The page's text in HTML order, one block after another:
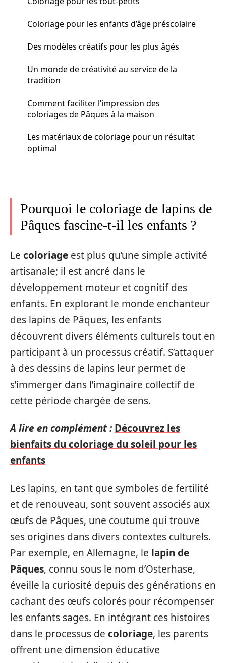
Coloriage pour les enfants d’âge préscolaire
Des modèles créatifs pour les plus âgés
Un monde de créativité au service de la
tradition
Comment faciliter l’impression des
coloriages de Pâques à la maison
Les matériaux de coloriage pour un résultat
optimal
Pourquoi le coloriage de lapins de
Pâques fascine-t-il les enfants ?
Le coloriage est plus qu’une simple activité
artisanale; il est ancré dans le
développement moteur et cognitif des
enfants. En explorant le monde enchanteur
des lapins de Pâques, les enfants
découvrent divers éléments culturels tout en
participant à un processus créatif. S’attaquer
à des dessins de lapins leur permet de
s’immerger dans l’imaginaire collectif de
cette période chargée de sens.
A lire en complément : Découvrez les
bienfaits du coloriage du soleil pour les
enfants
Les lapins, en tant que symboles de fertilité
et de renouveau, sont souvent associés aux
œufs de Pâques, une coutume qui trouve
ses origines dans divers contextes culturels.
Par exemple, en Allemagne, le lapin de
Pâques, connu sous le nom d’Osterhase,
éveille la curiosité depuis des générations en
cachant des œufs colorés pour récompenser
les enfants sages. En intégrant ces histoires
dans le processus de coloriage, les parents
offrent une dimension éducative